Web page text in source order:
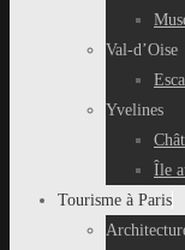
Val-d’Oise
Yvelines
Île
Tourisme à Paris